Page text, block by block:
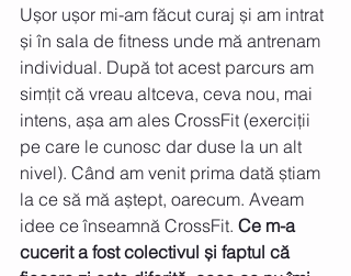
Ușor ușor mi-am făcut curaj și am intrat
și în sala de fitness unde mă antrenam
individual. După tot acest parcurs am
simțit că vreau altceva, ceva nou, mai
intens, așa am ales CrossFit (exerciții
pe care le cunosc dar duse la un alt
nivel). Când am venit prima dată știam
la ce să mă aștept, oarecum. Aveam
idee ce înseamnă CrossFit. Ce m-a
cucerit a fost colectivul și faptul că